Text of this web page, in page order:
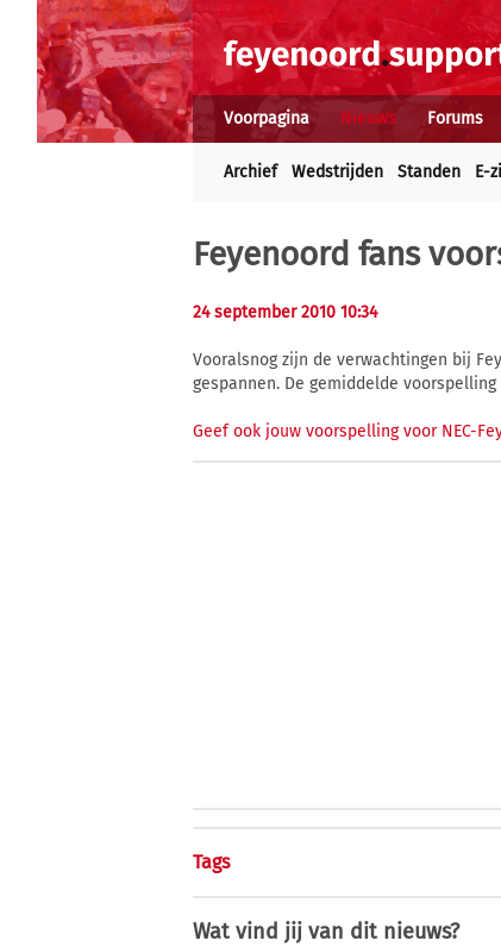
Voorpagina Nieuws Forums
Archief Wedstrijden Standen E-
Feyenoord fans
24 september 2010 10:34
Vooralsnog zijn de verwachtingen bij
gespannen. De gemiddelde
Geef ook jouw voorspelling voor NEC-
Tags
Wat vind jij van dit nieuws?